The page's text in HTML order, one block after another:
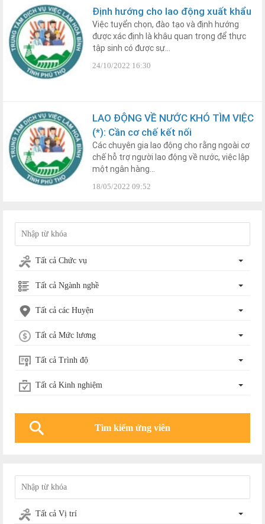
Định hướng cho lao động xuất khẩu
Việc tuyển chọn, đào tạo và định hướng
được xác định là khâu quan trọng để thực
tập sinh có được sự...
24/10/2022 16:30
LAO ĐỘNG VỀ NƯỚC KHÓ TÌM VIỆC
(*): Cần cơ chế kết nối
Các chuyên gia lao động cho rằng ngoài cơ
chế hỗ trợ người lao động về nước, việc lập
một ngân hàng...
18/05/2022 09:52
Tất cả Chức vụ
Tất cả Ngành nghề
Tất cả các Huyện
Tất cả Mức lương
Tất cả Trình độ
Tất cả Kinh nghiệm
Tất cả Vị trí